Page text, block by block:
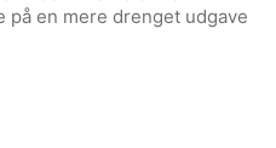
på en mere drenget udgave